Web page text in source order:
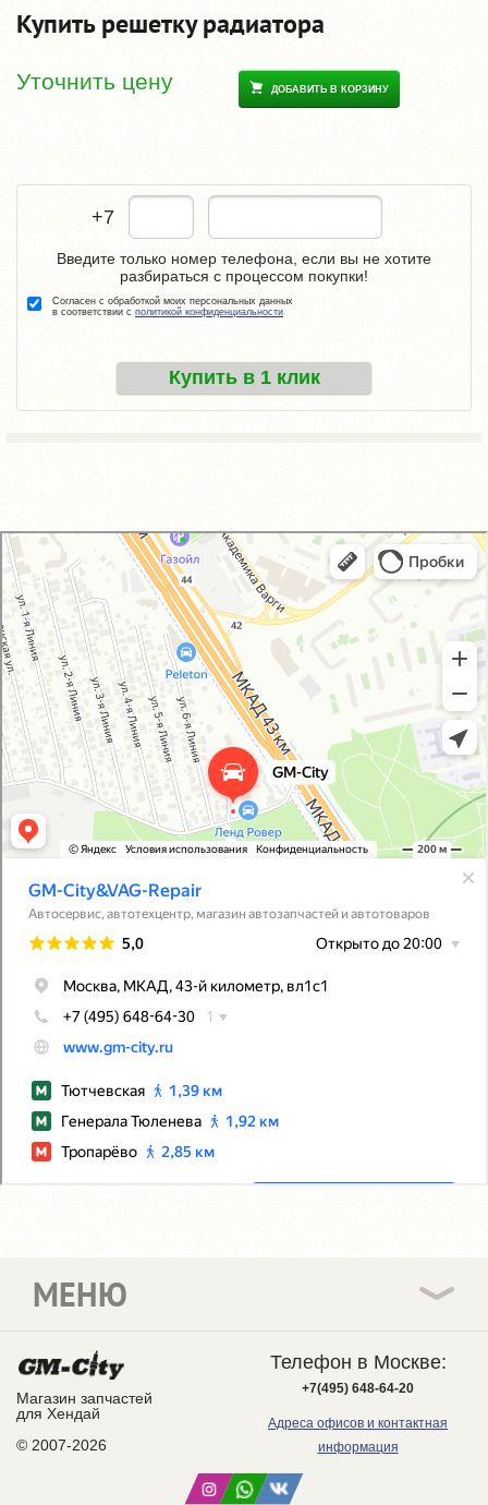
Купить решетку радиатора
Уточнить цену ДОБАВИТЬ В КОРЗИНУ
+7
Купить в 1 клик
Введите только номер телефона, если вы не хотите
разбираться с процессом покупки!
Согласен с обработкой моих персональных данных
в соответствии с политикой конфиденциальности
GM-City&VAG-Repair
Автосервис, автотехцентр в Москве
Магазин автозапчастей и автотоваров в Москве
Магазин запчастей
для Хендай
© 2007-2026
МЕНЮ
Телефон в Москве:
+7(495) 648-64-20
Адреса офисов и контактная
информация